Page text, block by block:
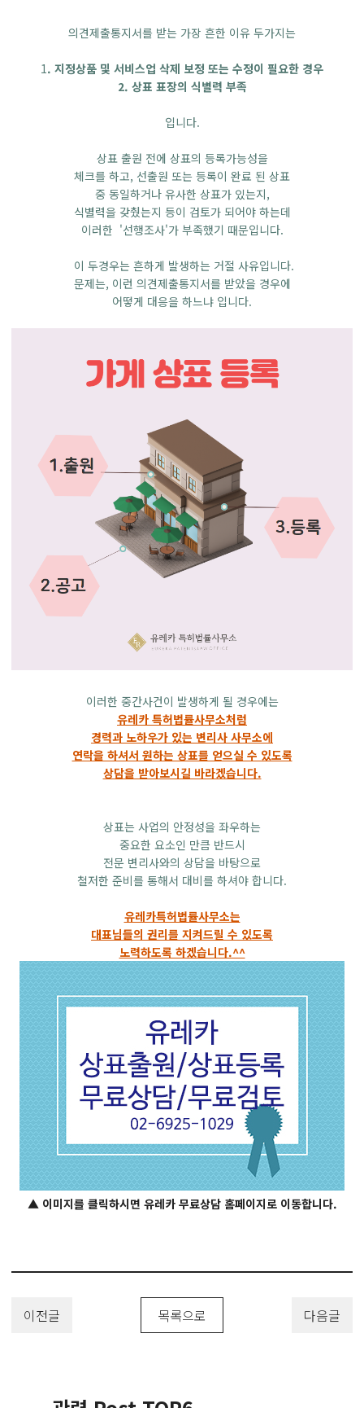
의견제출통지서를 받는 가장 흔한 이유 두가지는
1. 지정상품 및 서비스업 삭제 보정 또는 수정이 필요한 경우
2. 상표 표장의 식별력 부족
입니다.
상표 출원 전에 상표의 등록가능성을
체크를 하고, 선출원 또는 등록이 완료 된 상표
중 동일하거나 유사한 상표가 있는지,
식별력을 갖췄는지 등이 검토가 되어야 하는데
이러한 '선행조사'가 부족했기 때문입니다.
이 두경우는 흔하게 발생하는 거절 사유입니다.
문제는, 이런 의견제출통지서를 받았을 경우에
어떻게 대응을 하느냐 입니다.
이러한 중간사건이 발생하게 될 경우에는
유레카 특허법률사무소처럼
경력과 노하우가 있는 변리사 사무소에
연락을 하셔서 원하는 상표를 얻으실 수 있도록
상담을 받아보시길 바라겠습니다.
상표는 사업의 안정성을 좌우하는
중요한 요소인 만큼 반드시
전문 변리사와의 상담을 바탕으로
철저한 준비를 통해서 대비를 하셔야 합니다.
유레카특허법률사무소는
대표님들의 권리를 지켜드릴 수 있도록
노력하도록 하겠습니다.^^
▲ 이미지를 클릭하시면 유레카 무료상담 홈페이지로 이동합니다.
이전글 목록으로 다음글